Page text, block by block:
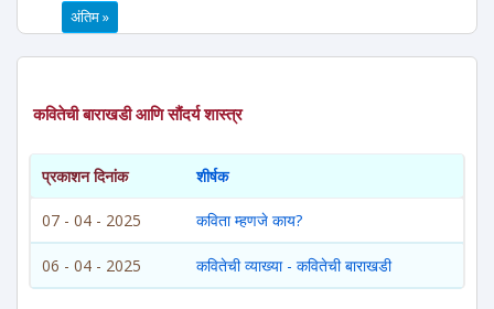
अंतिम »
कवितेची बाराखडी आणि सौंदर्य शास्त्र
प्रकाशन दिनांक शीर्षक
07 - 04 - 2025 कविता म्हणजे काय?
06 - 04 - 2025 कवितेची व्याख्या - कवितेची बाराखडी